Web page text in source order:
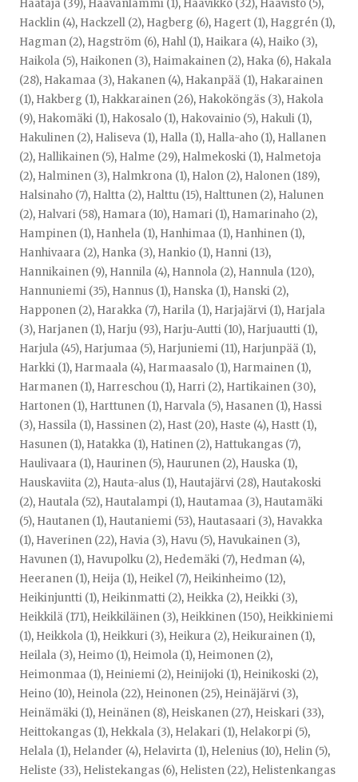
Haataja (39), Haavanlammi (1), Haavikko (32), Haavisto (5),
Hacklin (4), Hackzell (2), Hagberg (6), Hagert (1), Haggrén (1),
Hagman (2), Hagström (6), Hahl (1), Haikara (4), Haiko (3),
Haikola (5), Haikonen (3), Haimakainen (2), Haka (6), Hakala
(28), Hakamaa (3), Hakanen (4), Hakanpää (1), Hakarainen
(1), Hakberg (1), Hakkarainen (26), Hakoköngäs (3), Hakola
(9), Hakomäki (1), Hakosalo (1), Hakovainio (5), Hakuli (1),
Hakulinen (2), Haliseva (1), Halla (1), Halla-aho (1), Hallanen
(2), Hallikainen (5), Halme (29), Halmekoski (1), Halmetoja
(2), Halminen (3), Halmkrona (1), Halon (2), Halonen (189),
Halsinaho (7), Haltta (2), Halttu (15), Halttunen (2), Halunen
(2), Halvari (58), Hamara (10), Hamari (1), Hamarinaho (2),
Hampinen (1), Hanhela (1), Hanhimaa (1), Hanhinen (1),
Hanhivaara (2), Hanka (3), Hankio (1), Hanni (13),
Hannikainen (9), Hannila (4), Hannola (2), Hannula (120),
Hannuniemi (35), Hannus (1), Hanska (1), Hanski (2),
Happonen (2), Harakka (7), Harila (1), Harjajärvi (1), Harjala
(3), Harjanen (1), Harju (93), Harju-Autti (10), Harjuautti (1),
Harjula (45), Harjumaa (5), Harjuniemi (11), Harjunpää (1),
Harkki (1), Harmaala (4), Harmaasalo (1), Harmainen (1),
Harmanen (1), Harreschou (1), Harri (2), Hartikainen (30),
Hartonen (1), Harttunen (1), Harvala (5), Hasanen (1), Hassi
(3), Hassila (1), Hassinen (2), Hast (20), Haste (4), Hastt (1),
Hasunen (1), Hatakka (1), Hatinen (2), Hattukangas (7),
Haulivaara (1), Haurinen (5), Haurunen (2), Hauska (1),
Hauskaviita (2), Hauta-alus (1), Hautajärvi (28), Hautakoski
(2), Hautala (52), Hautalampi (1), Hautamaa (3), Hautamäki
(5), Hautanen (1), Hautaniemi (53), Hautasaari (3), Havakka
(1), Haverinen (22), Havia (3), Havu (5), Havukainen (3),
Havunen (1), Havupolku (2), Hedemäki (7), Hedman (4),
Heeranen (1), Heija (1), Heikel (7), Heikinheimo (12),
Heikinjuntti (1), Heikinmatti (2), Heikka (2), Heikki (3),
Heikkilä (171), Heikkiläinen (3), Heikkinen (150), Heikkiniemi
(1), Heikkola (1), Heikkuri (3), Heikura (2), Heikurainen (1),
Heilala (3), Heimo (1), Heimola (1), Heimonen (2),
Heimonmaa (1), Heiniemi (2), Heinijoki (1), Heinikoski (2),
Heino (10), Heinola (22), Heinonen (25), Heinäjärvi (3),
Heinämäki (1), Heinänen (8), Heiskanen (27), Heiskari (33),
Heittokangas (1), Hekkala (3), Helakari (1), Helakorpi (5),
Helala (1), Helander (4), Helavirta (1), Helenius (10), Helin (5),
Heliste (33), Helistekangas (6), Helisten (22), Helistenkangas